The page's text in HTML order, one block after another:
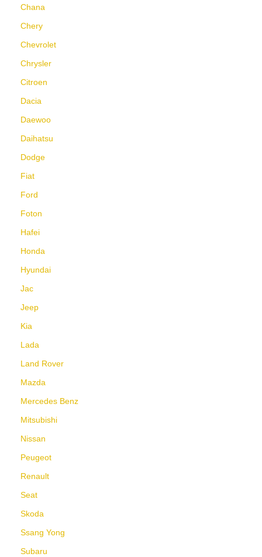
Chana
Chery
Chevrolet
Chrysler
Citroen
Dacia
Daewoo
Daihatsu
Dodge
Fiat
Ford
Foton
Hafei
Honda
Hyundai
Jac
Jeep
Kia
Lada
Land Rover
Mazda
Mercedes Benz
Mitsubishi
Nissan
Peugeot
Renault
Seat
Skoda
Ssang Yong
Subaru